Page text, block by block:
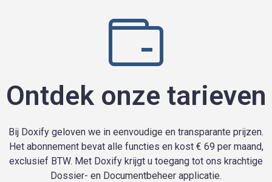
Ontdek onze tarieven
Bij Doxify geloven we in eenvoudige en transparante prijzen.
Het abonnement bevat alle functies en kost € 69 per maand,
exclusief BTW. Met Doxify krijgt u toegang tot ons krachtige
Dossier- en Documentbeheer applicatie.